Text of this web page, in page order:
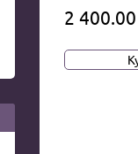
2 400.00